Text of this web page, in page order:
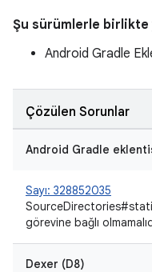
Şu sürümlerle birlikte
Android Gradle
Çözülen Sorunlar
Android Gradle
Sayı: 328852035
görevine bağlı
Dexer (D8)